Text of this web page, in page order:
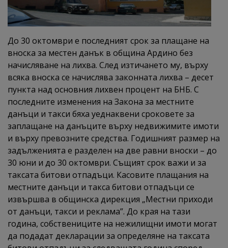
До 30 октомври е последният срок за плащане на
вноска за местен данък в община Ардино без
начисляване на лихва. След изтичането му, върху
всяка вноска се начислява законната лихва – десет
пункта над основния лихвен процент на БНБ. С
последните изменения на Закона за местните
данъци и такси бяха уеднаквени сроковете за
заплащане на данъците върху недвижимите имоти
и върху превозните средства. Годишният размер на
задълженията е разделен на две равни вноски – до
30 юни и до 30 октомври. Същият срок важи и за
таксата битови отпадъци. Касовите плащания на
местните данъци и такса битови отпадъци се
извършва в общинска дирекция „Местни приходи
от данъци, такси и реклама”. До края на тази
година, собствениците на нежилищни имоти могат
да подадат декларации за определяне на таксата